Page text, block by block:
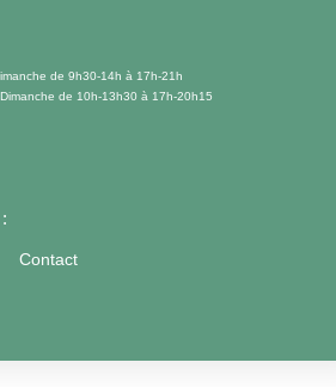
de 9h30-14h à 17h-21h
de 10h-13h30 à 17h-20h15
Contact